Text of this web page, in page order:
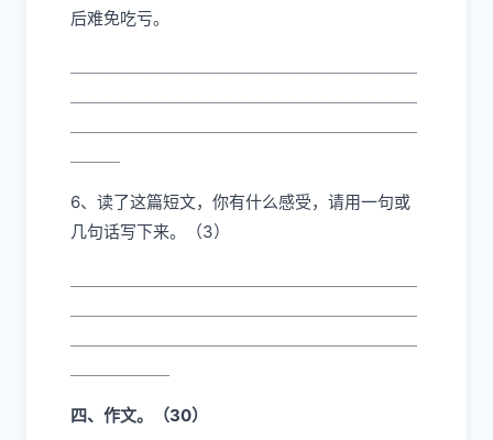
后难免吃亏。
6、读了这篇短文，你有什么感受，请用一句或
几句话写下来。（3）
四、作文。（30）